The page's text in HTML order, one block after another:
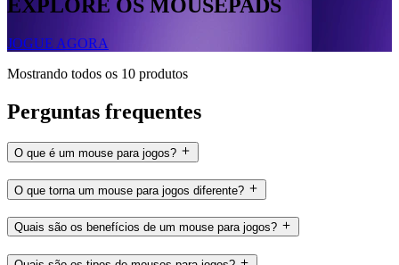
EXPLORE OS MOUSEPADS
JOGUE AGORA
Mostrando todos os 10 produtos
Perguntas frequentes
O que é um mouse para jogos?
O que torna um mouse para jogos diferente?
Quais são os benefícios de um mouse para jogos?